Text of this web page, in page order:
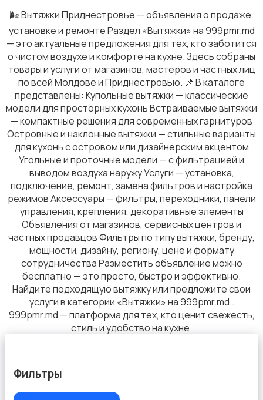
Плиты и духовые шкафы
Кулеры и фильтры для воды
Климатическая техника
Измельчение и смешивание
🌬️ Вытяжки Приднестровье — объявления о продаже,
установке и ремонте Раздел «Вытяжки» на 999pmr.md
— это актуальные предложения для тех, кто заботится
о чистом воздухе и комфорте на кухне. Здесь собраны
товары и услуги от магазинов, мастеров и частных лиц
по всей Молдове и Приднестровью. 📌 В каталоге
представлены: Купольные вытяжки — классические
модели для просторных кухонь Встраиваемые вытяжки
— компактные решения для современных гарнитуров
Островные и наклонные вытяжки — стильные варианты
для кухонь с островом или дизайнерским акцентом
Угольные и проточные модели — с фильтрацией и
выводом воздуха наружу Услуги — установка,
подключение, ремонт, замена фильтров и настройка
режимов Аксессуары — фильтры, переходники, панели
управления, крепления, декоративные элементы
Объявления от магазинов, сервисных центров и
частных продавцов Фильтры по типу вытяжки, бренду,
мощности, дизайну, региону, цене и формату
сотрудничества Разместить объявление можно
бесплатно — это просто, быстро и эффективно.
Найдите подходящую вытяжку или предложите свои
услуги в категории «Вытяжки» на 999pmr.md..
999pmr.md — платформа для тех, кто ценит свежесть,
стиль и удобство на кухне.
Фильтры